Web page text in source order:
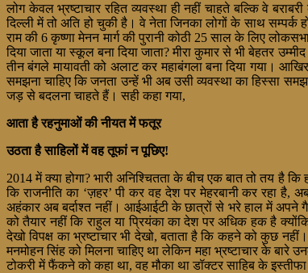
लोग केवल भ्रष्टाचार रहित व्यवस्था ही नहीं चाहते बल्कि वे
दिल्ली में तो अति हो चुकी है। वे नेता जिनका लोगों के साथ
राम की 6 कृष्णा मेनन मार्ग की पुरानी कोठी 25 साल के लिए
दिया जाता या स्कूल बना दिया जाता? मीरा कुमार से भी बेहतर
तीन बंगले मायावती को अलाट कर महाबंगला बना दिया गया।
समझना चाहिए कि जनता उन्हें भी अब उसी व्यवस्था का हिस्सा
जड़ से बदलना चाहते हैं। सही कहा गया,
आता है रहनुमाओं की नीयत में फतूर
उठता है साहिलों में वह तूफां न पूछिए!
2014 में क्या होगा? भारी अनिश्चितता के बीच एक बात तो तय है
कि राजनीति का ‘ज़हर’ पी कर वह देश पर मेहरबानी कर रहा
अहंकार अब बर्दाश्त नहीं। आईआईटी के छात्रों से भरे हाल में अपने
को तैयार नहीं कि राहुल या प्रियंका का देश पर अधिक हक है
देखो विपक्ष का भ्रष्टाचार भी देखो, बताता है कि कहने को कुछ
मनमोहन सिंह को मिलना चाहिए था लेकिन महा भ्रष्टाचार के
टोकरी में फैंकने को कहा था, वह मौका था डॉक्टर साहिब के